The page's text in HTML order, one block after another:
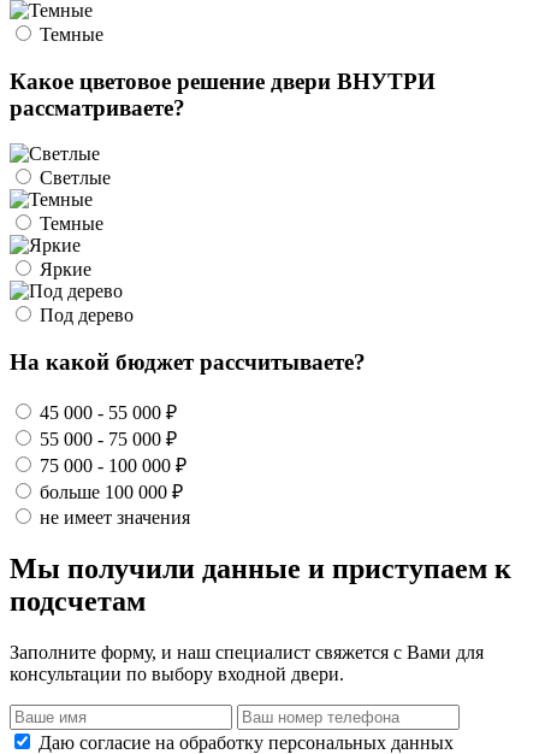
Темные
Какое цветовое решение двери ВНУТРИ
рассматриваете?
Светлые
Темные
Яркие
Под дерево
На какой бюджет рассчитываете?
45 000 - 55 000 ₽
55 000 - 75 000 ₽
75 000 - 100 000 ₽
больше 100 000 ₽
не имеет значения
Мы получили данные и приступаем к
подсчетам
Заполните форму, и наш специалист свяжется с Вами для
консультации по выбору входной двери.
Даю согласие на обработку персональных данных